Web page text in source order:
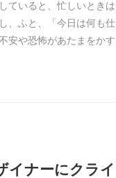
ていると、忙しいときは
、ふと、「今日は何も仕
安や恐怖があたまをかす
イナーにクライ